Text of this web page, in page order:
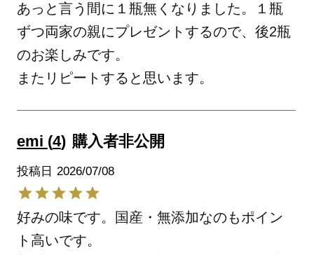
あっと言う間に１瓶無くなりました。１瓶
ずつ両家の親にプレゼントするので、後2瓶
のお楽しみです。
またリピートすると思います。
emi 4 購入者非公開
投稿日 2026/07/08
好みの味です。国産・無添加なのもポイン
ト高いです。